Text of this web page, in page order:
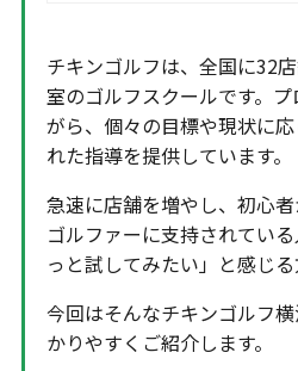
チキンゴルフは、全国に32
室のゴルフスクールです。
がら、個々の目標や現状に
れた指導を提供しています。
急速に店舗を増やし、初心
ゴルファーに支持されてい
っと試してみたい」と感じる
今回はそんなチキンゴルフ
かりやすくご紹介します。